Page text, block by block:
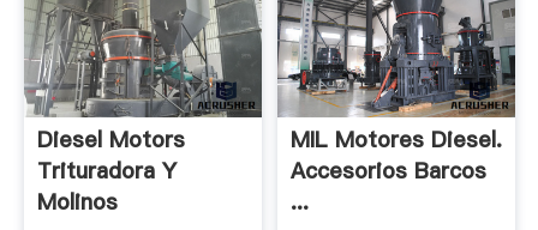
Diesel Motors
Trituradora Y
Molinos
MIL Motores Diesel.
Accesorios Barcos
...